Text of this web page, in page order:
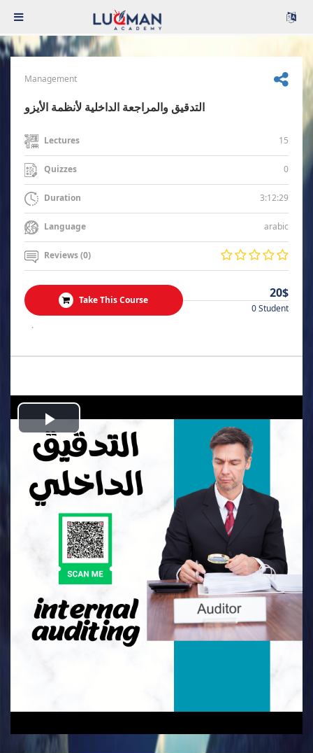
Management
التدقيق والمراجعة الداخلية لأنظمة الأيزو
Lectures 15
Quizzes 0
Duration 3:12:29
Language arabic
Reviews (0)
Take This Course 20$
0 Student
.
Play
Video